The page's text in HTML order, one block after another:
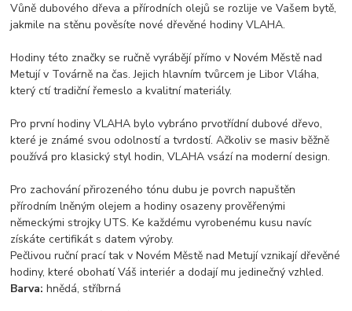
Vůně dubového dřeva a přírodních olejů se rozlije ve Vašem bytě,
jakmile na stěnu pověsíte nové dřevěné hodiny VLAHA.
Hodiny této značky se ručně vyrábějí přímo v Novém Městě nad
Metují v Továrně na čas. Jejich hlavním tvůrcem je Libor Vláha,
který ctí tradiční řemeslo a kvalitní materiály.
Pro první hodiny VLAHA bylo vybráno prvotřídní dubové dřevo,
které je známé svou odolností a tvrdostí. Ačkoliv se masiv běžně
používá pro klasický styl hodin, VLAHA vsází na moderní design.
Pro zachování přirozeného tónu dubu je povrch napuštěn
přírodním lněným olejem a hodiny osazeny prověřenými
německými strojky UTS. Ke každému vyrobenému kusu navíc
získáte certifikát s datem výroby.
Pečlivou ruční prací tak v Novém Městě nad Metují vznikají dřevěné
hodiny, které obohatí Váš interiér a dodají mu jedinečný vzhled.
Barva: hnědá, stříbrná